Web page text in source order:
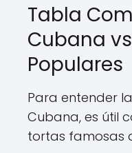
Tabla
Cubana
Populares
Para entender
Cubana, es útil
tortas famosas